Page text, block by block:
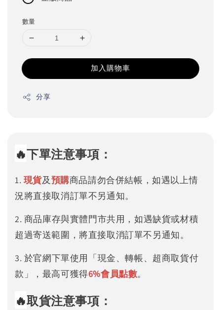
數量
加入購物車
分享
🔥下單注意事項：
1. 現貨及預購商品請勿合併結帳，如遇以上情
況將直接取消訂單不另通知。
2. 商品庫存與實體門市共用，如遇缺貨或材積
超過寄送範圍，將直接取消訂單不另通知。
3. 於官網下單使用「現金、轉帳、超商取貨付
款」，最高可獲得6%會員點數。
🔥取貨注意事項：